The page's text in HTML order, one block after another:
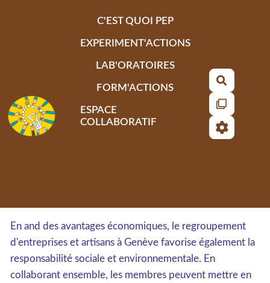
C'EST QUOI PEP
EXPERIMENT'ACTIONS
LAB'ORATOIRES
FORM'ACTIONS
ESPACE
COLLABORATIF
En and des avantages économiques, le regroupement
d'entreprises et artisans à Genève favorise également la
responsabilité sociale et environnementale. En
collaborant ensemble, les membres peuvent mettre en